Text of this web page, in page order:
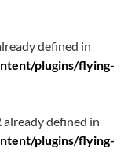
defined in
plugins/flying-
defined in
plugins/flying-